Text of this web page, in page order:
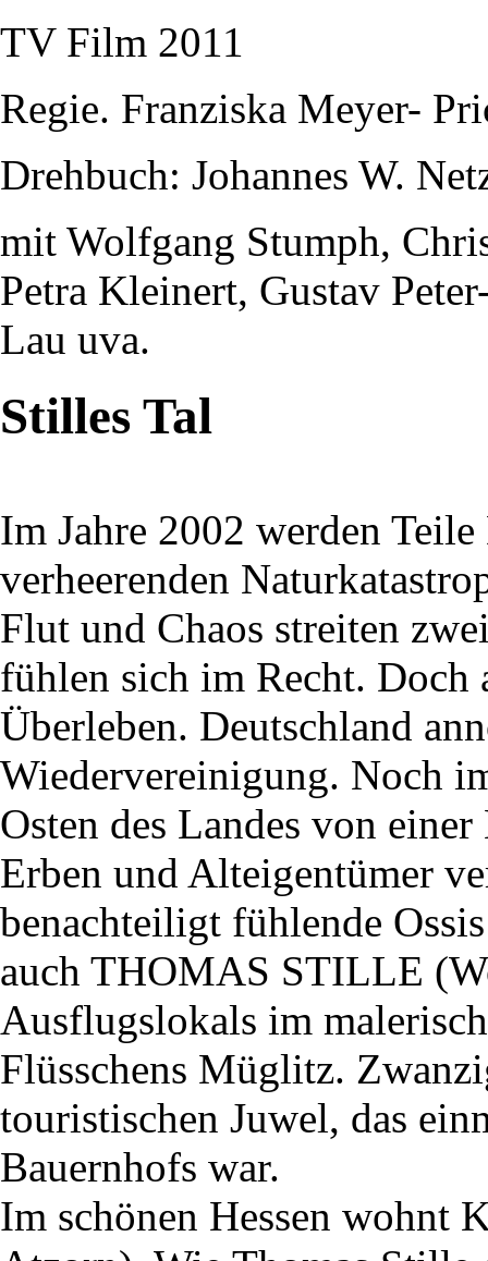
TV Film 2011
Regie. Franziska Meyer-
Drehbuch: Johannes W.
mit Wolfgang Stumph,
Petra Kleinert, Gustav
Lau uva.
Stilles Tal
Im Jahre 2002 werden
verheerenden
Flut und Chaos streiten
fühlen sich im Recht. Doch
Überleben. Deutschland
Wiedervereinigung. Noch
Osten des Landes von
Erben und Alteigentümer
benachteiligt fühlende
auch THOMAS STILLE
Ausflugslokals im
Flüsschens Müglitz.
touristischen Juwel, das
Bauernhofs war.
Im schönen Hessen wohnt